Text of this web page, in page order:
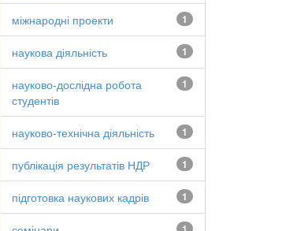
1
міжнародні проекти
1
наукова діяльність
1
науково-дослідна робота
студентів
1
науково-технічна діяльність
1
публікація результатів НДР
1
підготовка наукових кадрів